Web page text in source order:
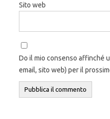
Sito web
Do il mio consenso affinché
email, sito web) per il